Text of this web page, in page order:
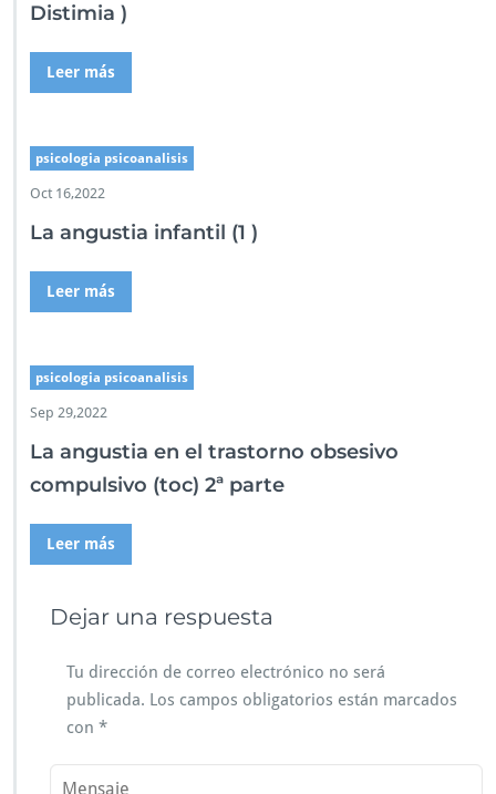
Distimia )
Leer más
psicologia psicoanalisis
Oct 16,2022
La angustia infantil (1 )
Leer más
psicologia psicoanalisis
Sep 29,2022
La angustia en el trastorno obsesivo
compulsivo (toc) 2ª parte
Leer más
Dejar una respuesta
Tu dirección de correo electrónico no será
publicada. Los campos obligatorios están marcados
con *